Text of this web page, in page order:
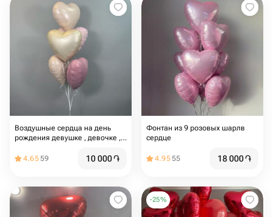
Воздушные сердца на день
рождения девушке , девочке ,
для влюбленных ,на свадьбу
4.6559 10 000֏
Фонтан из 9 розовых шарлв
сердце
4.9555 18 000֏
-25%